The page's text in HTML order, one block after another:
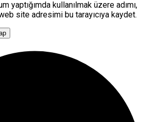
yaptığımda kullanılmak üzere adımı,
site adresimi bu tarayıcıya kaydet.